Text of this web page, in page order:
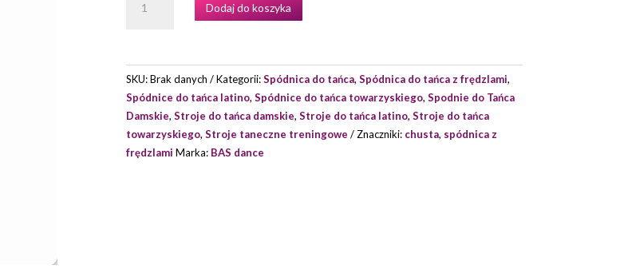
CHUSTA
Z
FRĘDZLAMI
MARKI
BAS
DANCE
Dodaj do koszyka
SKU:Brak danych Kategorii:Spódnica do tańca,Spódnica do tańca z frędzlami,
Spódnice do tańca latino,Spódnice do tańca towarzyskiego,Spodnie do Tańca
Damskie,Stroje do tańca damskie,Stroje do tańca latino,Stroje do tańca
towarzyskiego,Stroje taneczne treningowe Znaczniki: chusta, spódnica z
frędzlami Marka: BAS dance